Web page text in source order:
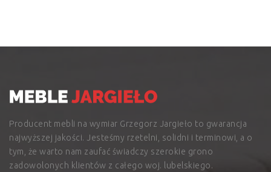
Producent mebli na wymiar Grzegorz Jargieło to gwarancja
najwyższej jakości. Jesteśmy rzetelni, solidni i terminowi, a o
tym, że warto nam zaufać świadczy szerokie grono
zadowolonych klientów z całego woj. lubelskiego.